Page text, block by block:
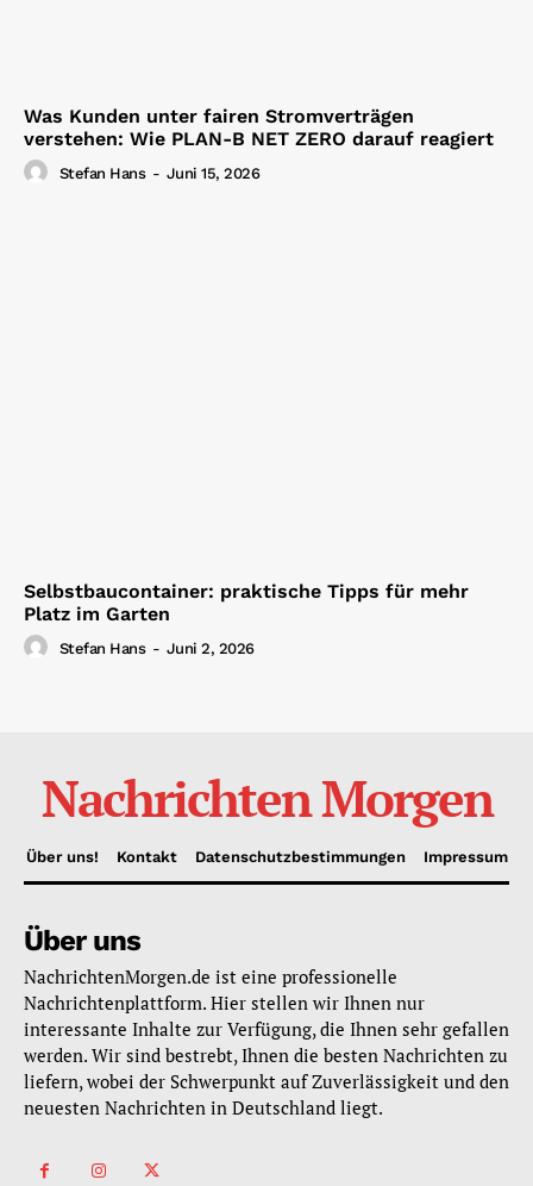
Was Kunden unter fairen Stromverträgen
verstehen: Wie PLAN-B NET ZERO darauf reagiert
Stefan Hans - Juni 15, 2026
Selbstbaucontainer: praktische Tipps für mehr
Platz im Garten
Stefan Hans - Juni 2, 2026
Nachrichten Morgen
Über uns! Kontakt Datenschutzbestimmungen Impressum
Über uns
NachrichtenMorgen.de ist eine professionelle
Nachrichtenplattform. Hier stellen wir Ihnen nur
interessante Inhalte zur Verfügung, die Ihnen sehr gefallen
werden. Wir sind bestrebt, Ihnen die besten Nachrichten zu
liefern, wobei der Schwerpunkt auf Zuverlässigkeit und den
neuesten Nachrichten in Deutschland liegt.